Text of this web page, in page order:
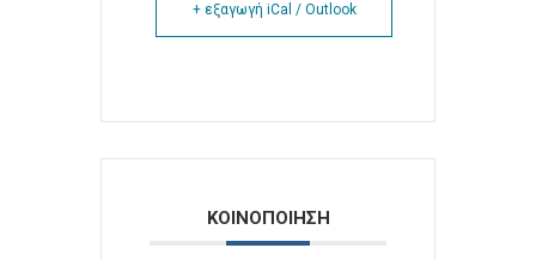
+ εξαγωγή iCal / Outlook
ΚΟΙΝΟΠΟΙΗΣΗ